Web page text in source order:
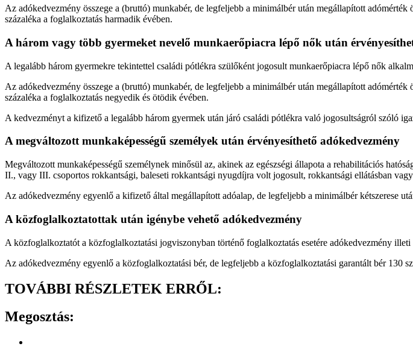
Az adókedvezmény összege a (bruttó) munkabér, de legfeljebb a minimálbér után megállapított
százaléka a foglalkoztatás harmadik évében.
A három vagy több gyermeket nevelő munkaerőpiacra lépő nők után
A legalább három gyermekre tekintettel családi pótlékra szülőként jogosult munkaerőpiacra lépő nők
Az adókedvezmény összege a (bruttó) munkabér, de legfeljebb a minimálbér után megállapított
százaléka a foglalkoztatás negyedik és ötödik évében.
A kedvezményt a kifizető a legalább három gyermek után járó családi pótlékra való jogosultságról szóló
A megváltozott munkaképességű személyek után érvényesíthető adókedvezmény
Megváltozott munkaképességű személynek minősül az, akinek az egészségi állapota a rehabilitációs
II., vagy III. csoportos rokkantsági, baleseti rokkantsági nyugdíjra volt jogosult, rokkantsági ellátásban
Az adókedvezmény egyenlő a kifizető által megállapított adóalap, de legfeljebb a minimálbér kétszerese
A közfoglalkoztatottak után igénybe vehető adókedvezmény
A közfoglalkoztatót a közfoglalkoztatási jogviszonyban történő foglalkoztatás esetére adókedvezmény illeti
Az adókedvezmény egyenlő a közfoglalkoztatási bér, de legfeljebb a közfoglalkoztatási garantált bér 130
TOVÁBBI RÉSZLETEK ERRŐL:
Megosztás: